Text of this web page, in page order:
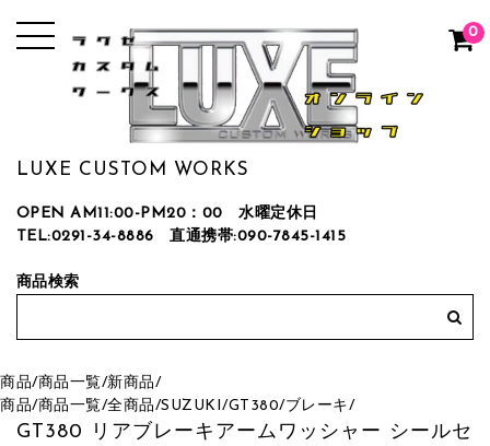
LUXE CUSTOM WORKS
OPEN AM11:00-PM20：00 水曜定休日
TEL:0291-34-8886
直通携帯:090-7845-1415
商品検索
0
商品/商品一覧/新商品/
商品/商品一覧/全商品/SUZUKI/GT380/ブレーキ/
GT380 リアブレーキアームワッシャー シールセ